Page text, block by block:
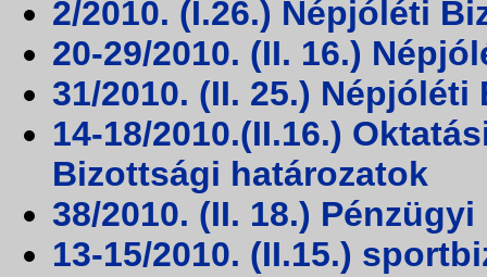
2/2010. (I.26.) Népjóléti
20-29/2010. (II. 16.)
31/2010. (II. 25.)
14-18/2010.(II.16.)
Bizottsági határozatok
38/2010. (II. 18.)
13-15/2010. (II.15.)